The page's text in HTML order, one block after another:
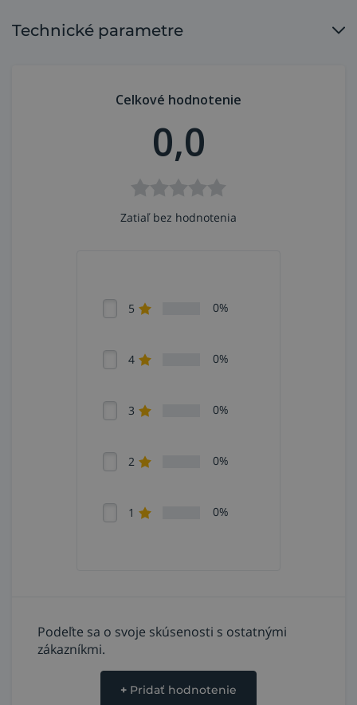
Odporové ohrievacie elementy 60 V pre odporový
Technické parametre
Celkové hodnotenie
0,0
Zatiaľ bez hodnotenia
5 0%
4 0%
3 0%
2 0%
1 0%
Podeľte sa o svoje skúsenosti s ostatnými
zákazníkmi.
+ Pridať hodnotenie